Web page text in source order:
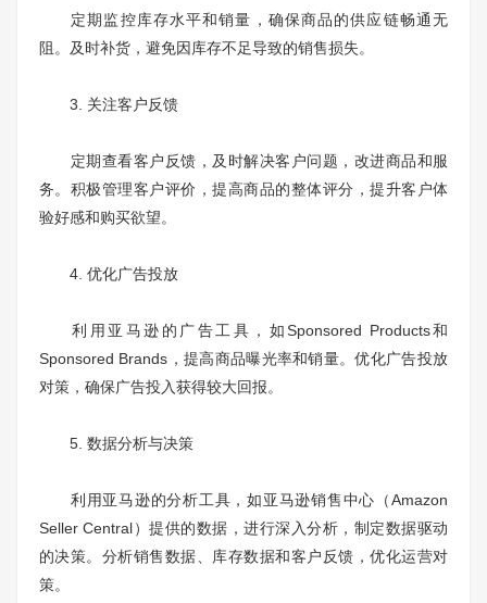
定期监控库存水平和销量，确保商品的供应链畅通无
阻。及时补货，避免因库存不足导致的销售损失。
3. 关注客户反馈
定期查看客户反馈，及时解决客户问题，改进商品和服
务。积极管理客户评价，提高商品的整体评分，提升客户体
验好感和购买欲望。
4. 优化广告投放
利用亚马逊的广告工具，如Sponsored Products和
Sponsored Brands，提高商品曝光率和销量。优化广告投放
对策，确保广告投入获得较大回报。
5. 数据分析与决策
利用亚马逊的分析工具，如亚马逊销售中心（Amazon
Seller Central）提供的数据，进行深入分析，制定数据驱动
的决策。分析销售数据、库存数据和客户反馈，优化运营对
策。